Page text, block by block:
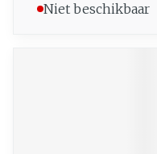
Niet beschikbaar